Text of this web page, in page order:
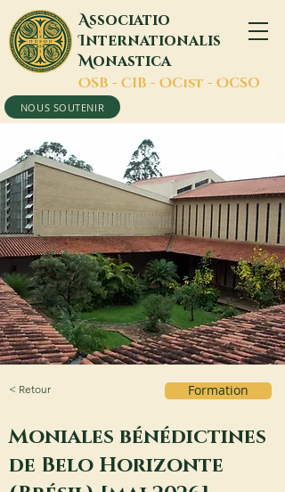
Associatio
Internationalis
Monastica
OSB - CIB - OCist - OCSO
NOUS SOUTENIR
< Retour Formation
Moniales bénédictines
de Belo Horizonte